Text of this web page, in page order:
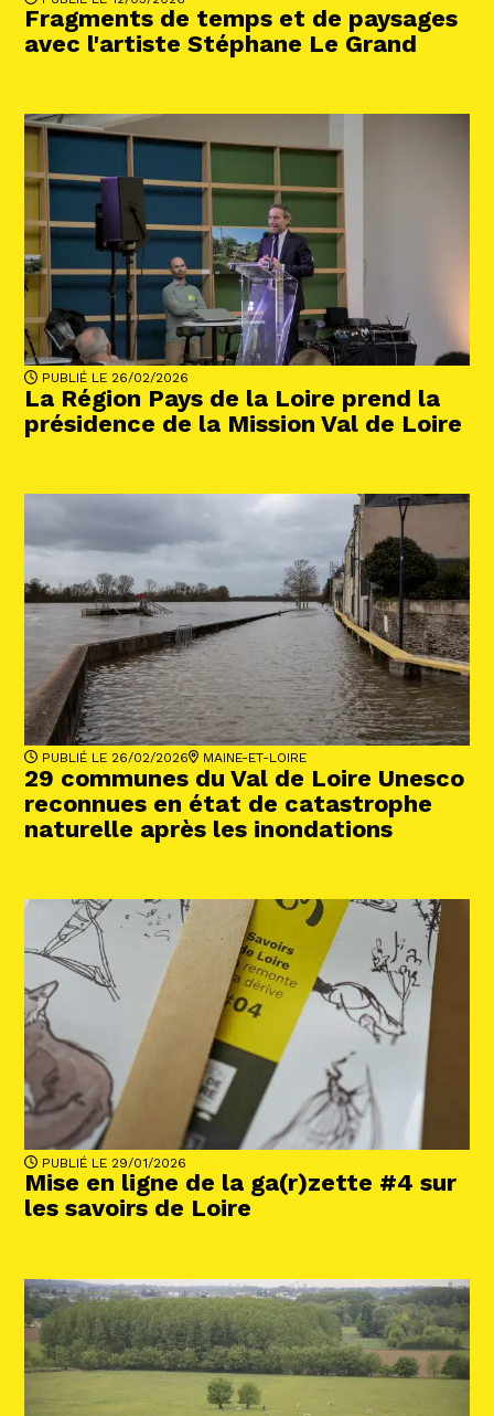
Fragments de temps et de paysages
avec l'artiste Stéphane Le Grand
PUBLIÉ LE 26/02/2026
La Région Pays de la Loire prend la
présidence de la Mission Val de Loire
PUBLIÉ LE 26/02/2026 MAINE-ET-LOIRE
29 communes du Val de Loire Unesco
reconnues en état de catastrophe
naturelle après les inondations
PUBLIÉ LE 29/01/2026
Mise en ligne de la ga(r)zette #4 sur
les savoirs de Loire